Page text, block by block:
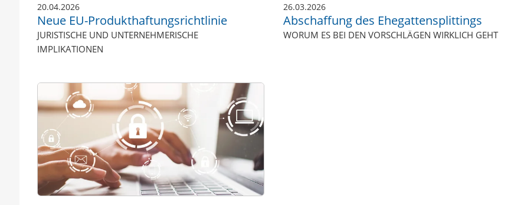
20.04.2026
Neue EU-Produkthaftungsrichtlinie
JURISTISCHE UND UNTERNEHMERISCHE
IMPLIKATIONEN
26.03.2026
Abschaffung des Ehegattensplittings
WORUM ES BEI DEN VORSCHLÄGEN WIRKLICH GEHT